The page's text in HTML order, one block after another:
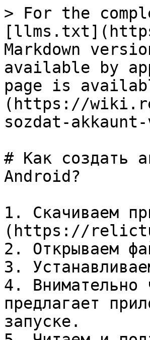
> For the
Markdown
available by
page is
(https://
sozdat-
# Как создать
Android?
1. Скачиваем
(https://
2. Открываем
3.
4. Внимательно
предлагает
запуске.